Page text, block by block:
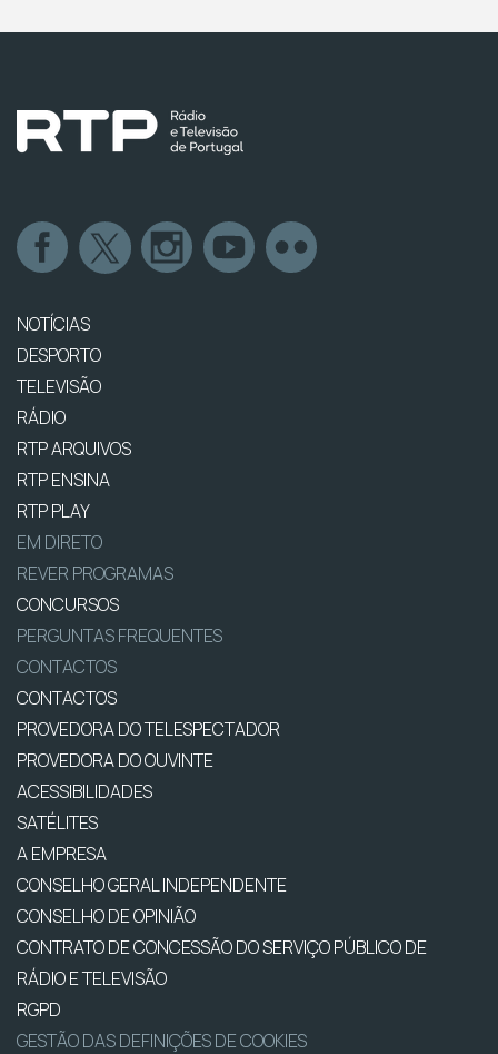
NOTÍCIAS
DESPORTO
TELEVISÃO
RÁDIO
RTP ARQUIVOS
RTP ENSINA
RTP PLAY
EM DIRETO
REVER PROGRAMAS
CONCURSOS
PERGUNTAS FREQUENTES
CONTACTOS
CONTACTOS
PROVEDORA DO TELESPECTADOR
PROVEDORA DO OUVINTE
ACESSIBILIDADES
SATÉLITES
A EMPRESA
CONSELHO GERAL INDEPENDENTE
CONSELHO DE OPINIÃO
CONTRATO DE CONCESSÃO DO SERVIÇO PÚBLICO DE
RÁDIO E TELEVISÃO
RGPD
GESTÃO DAS DEFINIÇÕES DE COOKIES